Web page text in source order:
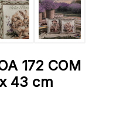
172 COM
43 cm